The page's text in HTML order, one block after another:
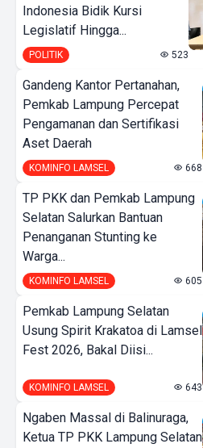
Indonesia Bidik Kursi
Legislatif Hingga...
POLITIK 523
Gandeng Kantor Pertanahan,
Pemkab Lampung Percepat
Pengamanan dan Sertifikasi
Aset Daerah
KOMINFO LAMSEL 668
TP PKK dan Pemkab Lampung
Selatan Salurkan Bantuan
Penanganan Stunting ke
Warga...
KOMINFO LAMSEL 605
Pemkab Lampung Selatan
Usung Spirit Krakatoa di Lamsel
Fest 2026, Bakal Diisi...
KOMINFO LAMSEL 643
Ngaben Massal di Balinuraga,
Ketua TP PKK Lampung Selatan